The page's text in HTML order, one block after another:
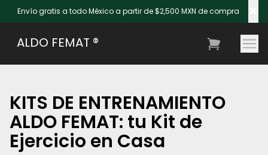
Envío gratis a todo México a partir de $2,500 MXN de compra
ALDO FEMAT ®
KITS DE ENTRENAMIENTO
ALDO FEMAT: tu Kit de
Ejercicio en Casa